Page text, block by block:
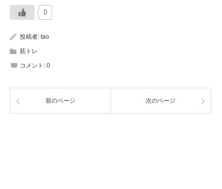
0
投稿者: tao
筋トレ
コメント: 0
前のページ 次のページ